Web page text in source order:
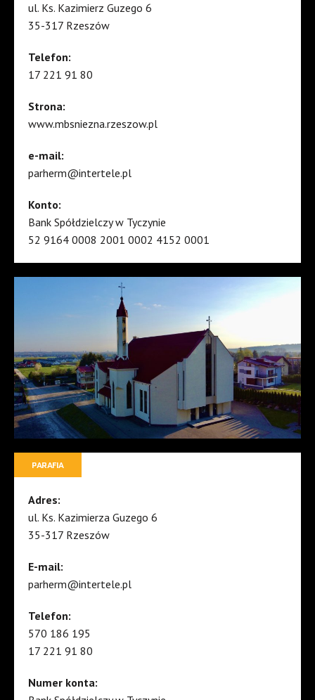
ul. Ks. Kazimierz Guzego 6
35-317 Rzeszów
Telefon:
17 221 91 80
Strona:
www.mbsniezna.rzeszow.pl
e-mail:
parherm@intertele.pl
Konto:
Bank Spółdzielczy w Tyczynie
52 9164 0008 2001 0002 4152 0001
PARAFIA
Adres:
ul. Ks. Kazimierza Guzego 6
35-317 Rzeszów
E-mail:
parherm@intertele.pl
Telefon:
570 186 195
17 221 91 80
Numer konta: